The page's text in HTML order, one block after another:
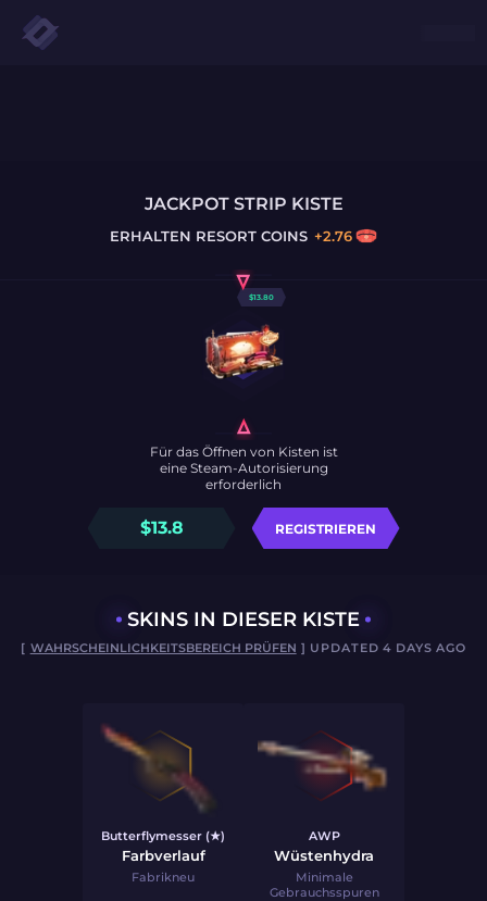
JACKPOT STRIP KISTE
ERHALTEN RESORT COINS +2.76
$13.80
$13.8 REGISTRIEREN
Für das Öffnen von Kisten ist
eine Steam-Autorisierung
erforderlich
SKINS IN DIESER KISTE
[ WAHRSCHEINLICHKEITSBEREICH PRÜFEN ] UPDATED 4 DAYS AGO
Butterflymesser (★)
Farbverlauf
Fabrikneu
AWP
Wüstenhydra
Minimale
Gebrauchsspuren